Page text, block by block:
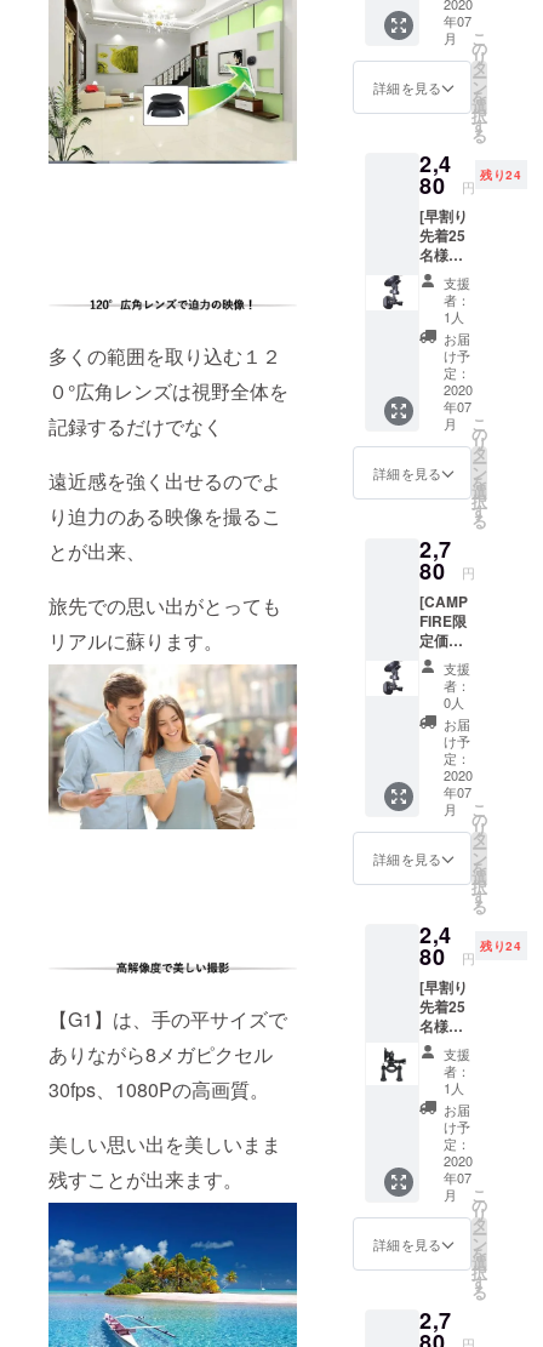
多くの範囲を取り込む１２
０°広角レンズは視野全体を
記録するだけでなく
遠近感を強く出せるのでよ
り迫力のある映像を撮るこ
とが出来、
旅先での思い出がとっても
リアルに蘇ります。
【G1】は、手の平サイズで
ありながら8メガピクセル
30fps、1080Pの高画質。
美しい思い出を美しいまま
残すことが出来ます。
PFIRE
限定価
格 】 ・
一般販
売予定
価格
3,980円
→CAM
PFIRE
限定価
格
3,280円
（送料
込み）
2020
年07
月
詳細を見る
こ
の
リ
タ
ー
ン
を
選
択
す
る
2,4
80 円
残り24
[早割り
先着25
名様
33％オ
フ] ■専
用マウ
ントA１
【先着
25名様
定！】
・一般
販売予
定価
→早
割り価
格
2,480円
（送料
込み）
支援
者：
1人
お届
け予
定：
2020
年07
月
詳細を見る
こ
の
リ
タ
ー
ン
を
選
択
す
る
2,7
80 円
[CAMP
FIRE限
定価格
24％オ
フ] ■専
用マウ
ントA１
【CAM
PFIRE
限定価
格 24％
オフ】
・一般
販売予
3,680円
→CAM
PFIRE
限定価
格
2,780円
（送料
込み）
支援
者：
0人
お届
け予
定：
2020
年07
月
詳細を見る
こ
の
リ
タ
ー
ン
を
選
択
す
る
2,4
80 円
残り24
[早割り
先着25
名様
33％オ
フ] ■専
用マウ
ントB１
【先着
25名様
定！】
・一般
販売予
定価
→早
割り価
支援
者：
1人
お届
け予
定：
2020
年07
月
詳細を見る
こ
の
リ
タ
ー
ン
を
選
択
す
る
2,7